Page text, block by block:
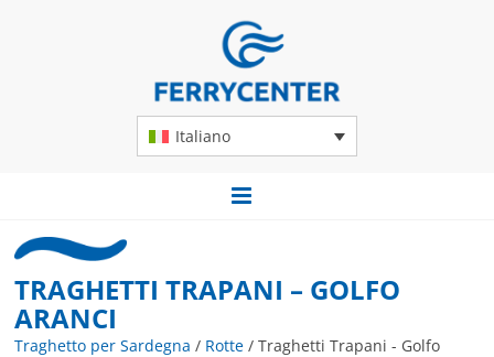
Italiano
TRAGHETTI TRAPANI – GOLFO
ARANCI
Traghetto per Sardegna / Rotte /Traghetti Trapani - Golfo